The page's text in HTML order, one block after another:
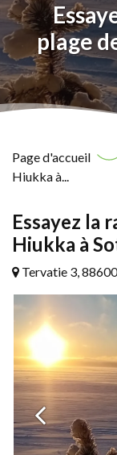
plage
Page d'accueil
Hiukka à...
Essayez la
Hiukka à
Tervatie 3,